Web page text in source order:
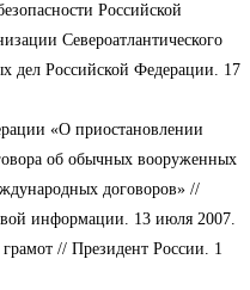
Российской
Североатлантического
дел Российской Федерации. 17
«О приостановлении
об обычных вооруженных
договоров» //
информации. 13 июля 2007.
// Президент России. 1